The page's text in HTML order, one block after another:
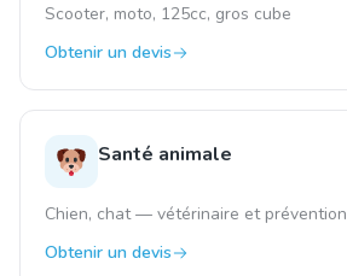
Scooter, moto, 125cc, gros cube
Obtenir un devis
Santé animale
Chien, chat — vétérinaire et prévention
Obtenir un devis